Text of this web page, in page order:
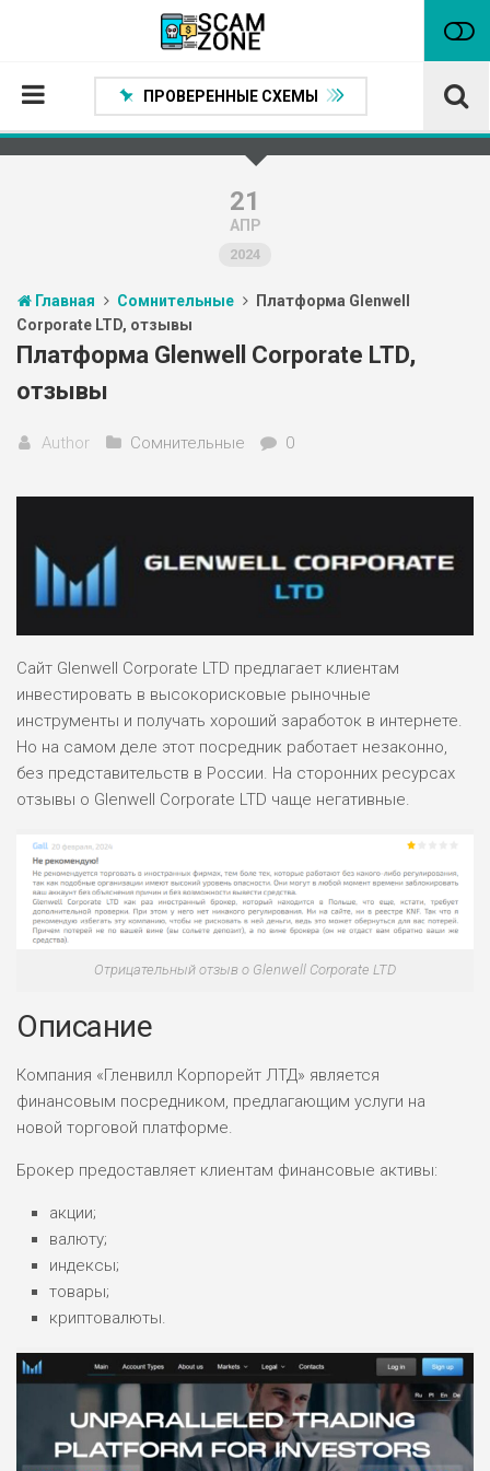
Проверенные способы заработка
Статьи
Партнеры
ПРОВЕРЕННЫЕ СХЕМЫ
21
АПР
2024
Главная Сомнительные
Платформа Glenwell
Corporate LTD, отзывы
Платформа Glenwell Corporate LTD,
отзывы
Author Сомнительные 0
Сайт Glenwell Corporate LTD предлагает клиентам
инвестировать в высокорисковые рыночные
инструменты и получать хороший заработок в интернете.
Но на самом деле этот посредник работает незаконно,
без представительств в России. На сторонних ресурсах
отзывы о Glenwell Corporate LTD чаще негативные.
Отрицательный отзыв о Glenwell Corporate LTD
Описание
Компания «Гленвилл Корпорейт ЛТД» является
финансовым посредником, предлагающим услуги на
новой торговой платформе.
Брокер предоставляет клиентам финансовые активы:
акции;
валюту;
индексы;
товары;
криптовалюты.